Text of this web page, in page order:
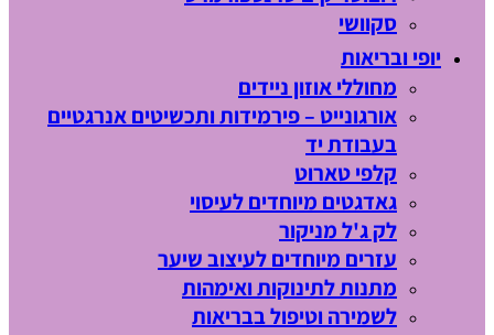
סקוושי
יופי ובריאות
מחוללי אוזון ניידים
אורגונייט – פירמידות ותכשיטים אנרגטיים
בעבודת יד
קלפי טארוט
גאדגטים מיוחדים לעיסוי
לק ג'ל מניקור
עזרים מיוחדים לעיצוב שיער
מתנות לתינוקות ואימהות
לשמירה וטיפול בבריאות